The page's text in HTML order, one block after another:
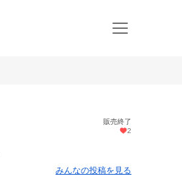
販売終了
2
みんなの投稿を見る